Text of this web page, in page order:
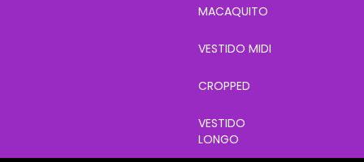
MACAQUITO
VESTIDO MIDI
CROPPED
VESTIDO
LONGO